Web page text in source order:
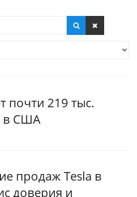
почти 219 тыс.
в США
продаж Tesla в
доверия и